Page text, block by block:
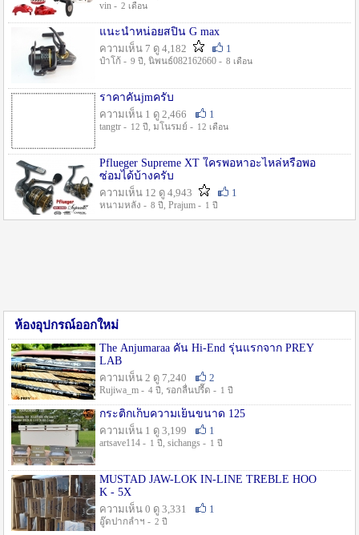
vin - 2 เดือน
แนะนำหน่อยสปิน G max
ความเห็น 7 ดู 4,182
1
ป๋าโก้ - 9 ปี , นิพนธ์082162660 - 8 เดือน
ราคาคันjmครับ
ความเห็น 1 ดู 2,466
1
tangtr - 12 ปี , มโนรมย์ - 12 เดือน
Pflueger Supreme XT ใครพอหาอะไหล่หรือพอ
ซ่อมได้บ้างครับ
ความเห็น 12 ดู 4,943
1
หนามหลัง - 8 ปี , Prajum - 1 ปี
ห้องอุปกรณ์ออกใหม่
The Anjumaraa คัน Hi-End รุ่นแรกจาก PREY
LAB
ความเห็น 2 ดู 7,240
2
Rujiwa_m - 4 ปี , รอกลื่นปรื๊ด - 1 ปี
กระติกเก็บความเย็นขนาด 125
ความเห็น 1 ดู 3,199
1
artsave114 - 1 ปี , sichangs - 1 ปี
MUSTAD JAW-LOK IN-LINE TREBLE HOO
K - 5X
ความเห็น 0 ดู 3,331
1
อู๊ดปากลำฯ - 2 ปี